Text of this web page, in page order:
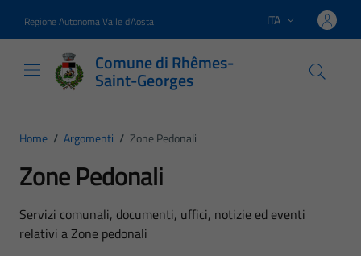
Regione Autonoma Valle d'Aosta Lingua attiva:
ITA
Comune di Rhêmes-
Saint-Georges
Home / Argomenti / Zone Pedonali
Zone Pedonali
Dettagli dell'argomento
Servizi comunali, documenti, uffici, notizie ed eventi
relativi a Zone pedonali